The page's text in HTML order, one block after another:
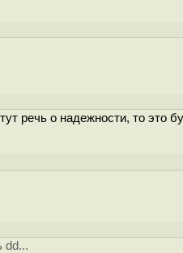
речь о надежности, то это
dd...